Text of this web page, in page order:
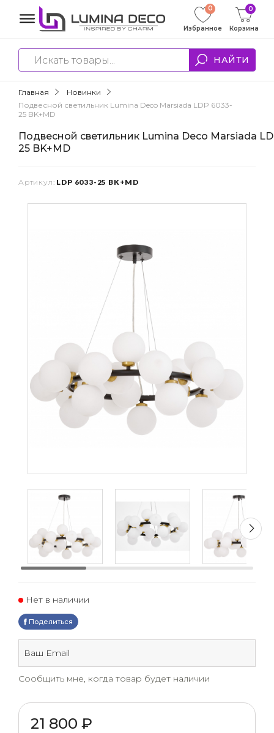
НАЙТИ
0
Избранное Корзина
0
Главная
Новинки
Подвесной светильник Lumina Deco Marsiada LDP 6033-
25 BK+MD
Подвесной светильник Lumina Deco Marsiada
25 BK+MD
Артикул: LDP 6033-25 BK+MD
Нет в наличии
Поделиться
Сообщить мне, когда товар будет наличии
21 800 ₽